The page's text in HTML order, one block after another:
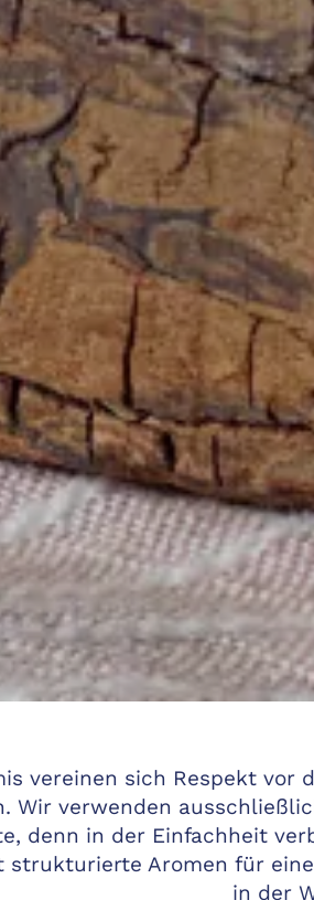
vereinen sich Respekt
Wir verwenden
denn in der Einfachheit
Aromen für
in der